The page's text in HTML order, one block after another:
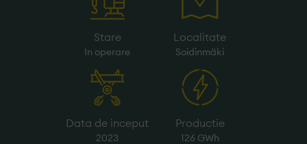
Stare
In operare
Localitate
Soidinmäki
Data de inceput
2023
Productie
126 GWh